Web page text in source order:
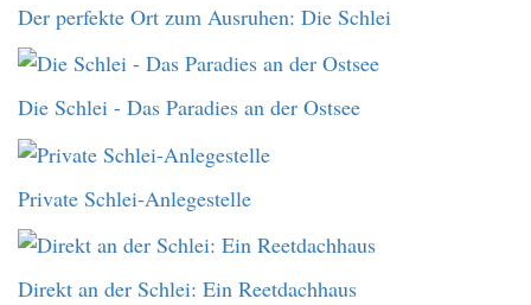
Der perfekte Ort zum Ausruhen: Die Schlei
Die Schlei - Das Paradies an der Ostsee
Private Schlei-Anlegestelle
Direkt an der Schlei: Ein Reetdachhaus